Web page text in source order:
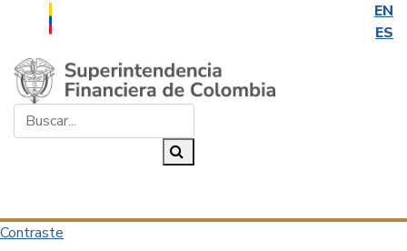
EN
ES
Saltar al contenido principal
Contraste